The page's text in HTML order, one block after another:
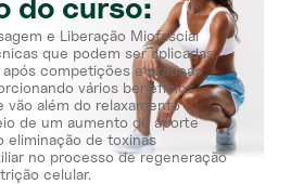
do curso:
e Liberação Miofascial
que podem ser aplicadas
competições e práticas
vários benefícios
vão além do relaxamento
de um aumento do aporte
eliminação de toxinas
no processo de regeneração
celular.​